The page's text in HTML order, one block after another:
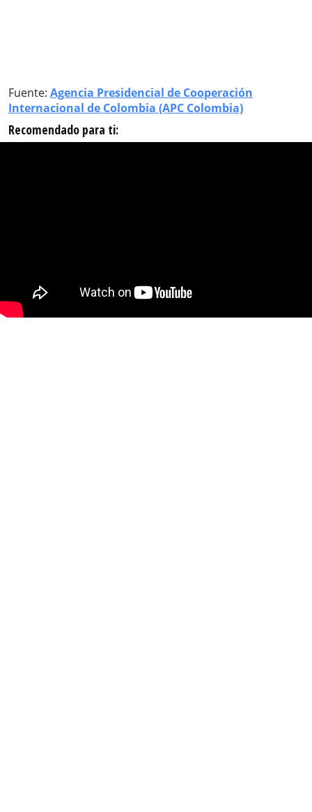
Fuente: Agencia Presidencial de Cooperación
Internacional de Colombia (APC Colombia)
Recomendado para ti: